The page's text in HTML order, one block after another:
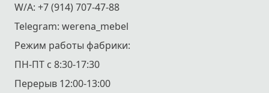
W/A: +7 (914) 707-47-88
Telegram: werena_mebel
Режим работы фабрики:
ПН-ПТ с 8:30-17:30
Перерыв 12:00-13:00